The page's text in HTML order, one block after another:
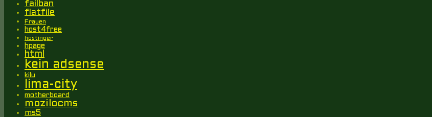
failban
flatfile
Frauen
host4free
hostinger
hpage
html
kein adsense
kilu
lima-city
motherboard
mozilocms
ms5